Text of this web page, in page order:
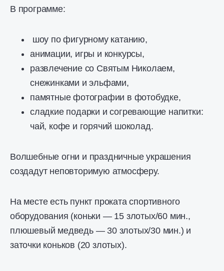
В программе:
шоу по фигурному катанию,
анимации, игры и конкурсы,
развлечение со Святым Николаем,
снежинками и эльфами,
памятные фотографии в фотобудке,
сладкие подарки и согревающие напитки:
чай, кофе и горячий шоколад.
Волшебные огни и праздничные украшения
создадут неповторимую атмосферу.
На месте есть пункт проката спортивного
оборудования (коньки — 15 злотых/60 мин.,
плюшевый медведь — 30 злотых/30 мин.) и
заточки коньков (20 злотых).